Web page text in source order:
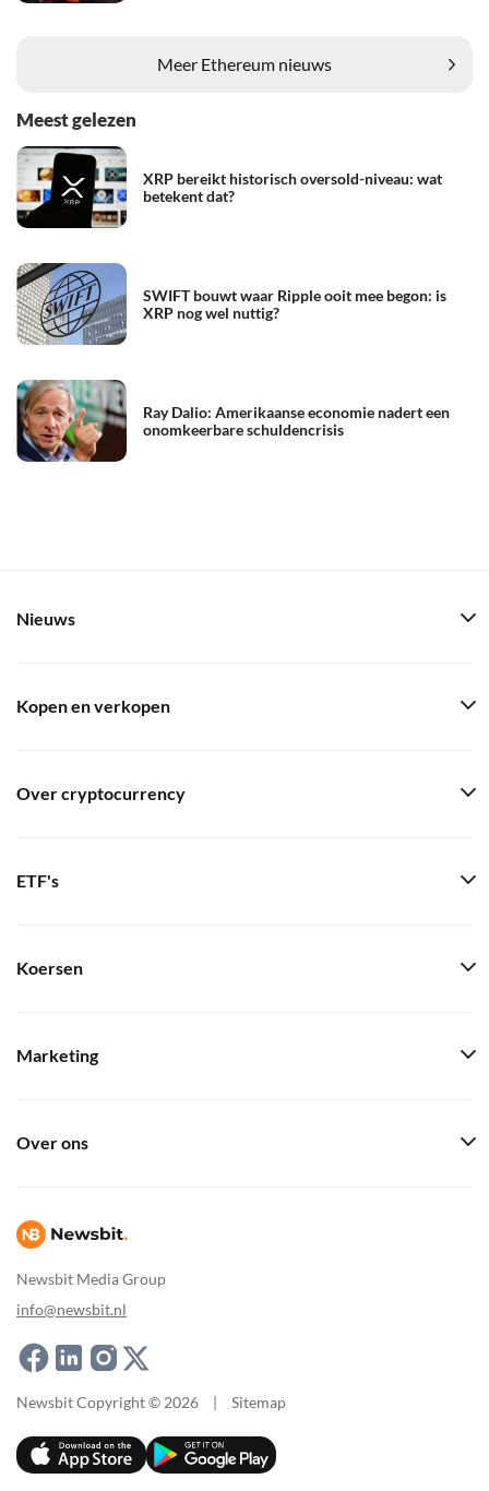
Meer Ethereum nieuws
Meest gelezen
XRP bereikt historisch oversold-niveau: wat
betekent dat?
SWIFT bouwt waar Ripple ooit mee begon: is
XRP nog wel nuttig?
Ray Dalio: Amerikaanse economie nadert een
onomkeerbare schuldencrisis
Newsbit Media Group
info@newsbit.nl
Nieuws
Kopen en verkopen
Over cryptocurrency
ETF's
Koersen
Marketing
Over ons
Newsbit Copyright © 2026 | Sitemap